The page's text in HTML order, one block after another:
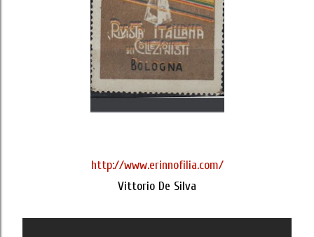
http://www.erinnofilia.com/
Vittorio De Silva